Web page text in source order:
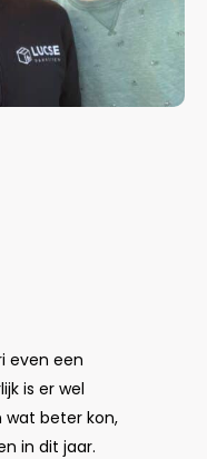
even een
is er wel
wat beter kon,
in dit jaar.